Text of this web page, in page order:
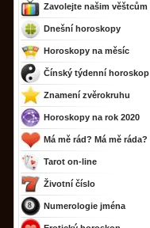
Zavolejte našim věštcům
Dnešní horoskopy
Horoskopy na měsíc
Čínský týdenní horoskop
Znamení zvěrokruhu
Horoskopy na rok 2020
Má mě rád? Má mě ráda?
Tarot on-line
Životní číslo
Numerologie jména